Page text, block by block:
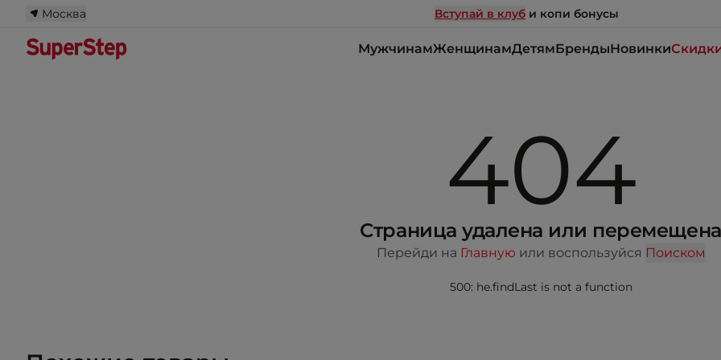
Москва Вступай в клуб и копи бонусы
МужчинамЖенщинамДетямБрендыНовинки
404
Страница удалена или перемещена
Перейди на Главную или воспользуйся Поиском
500: he.findLast is not a function